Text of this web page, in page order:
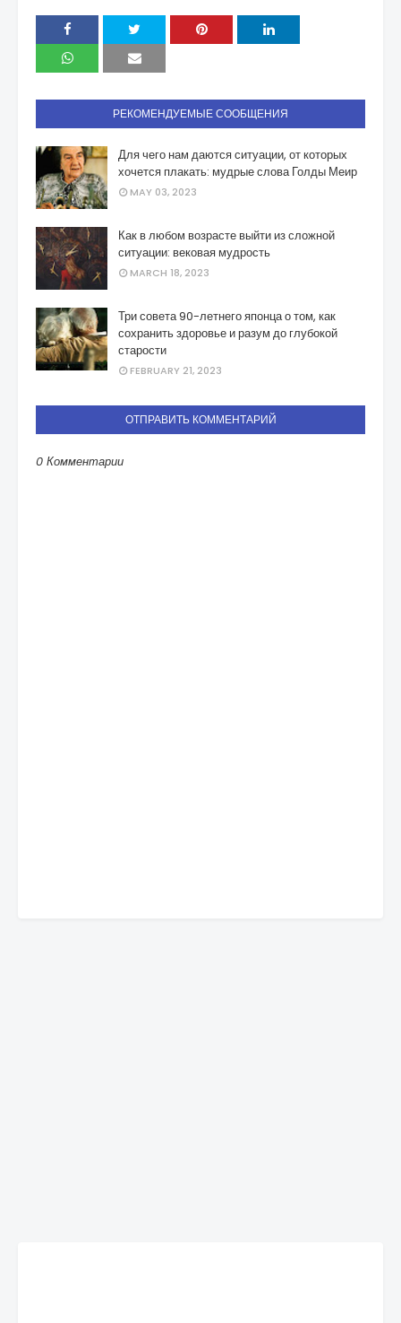
РЕКОМЕНДУЕМЫЕ СООБЩЕНИЯ
Для чего нам даются ситуации, от которых
хочется плакать: мудрые слова Голды Меир
MAY 03, 2023
Как в любом возрасте выйти из сложной
ситуации: вековая мудрость
MARCH 18, 2023
Три совета 90-летнего японца о том, как
сохранить здоровье и разум до глубокой
старости
FEBRUARY 21, 2023
ОТПРАВИТЬ КОММЕНТАРИЙ
0 Комментарии